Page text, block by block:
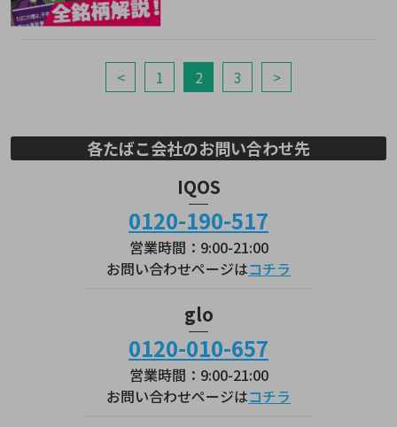
< 1 2 3 >
各たばこ会社のお問い合わせ先
IQOS
0120-190-517
営業時間：9:00-21:00
お問い合わせページはコチラ
glo
0120-010-657
営業時間：9:00-21:00
お問い合わせページはコチラ